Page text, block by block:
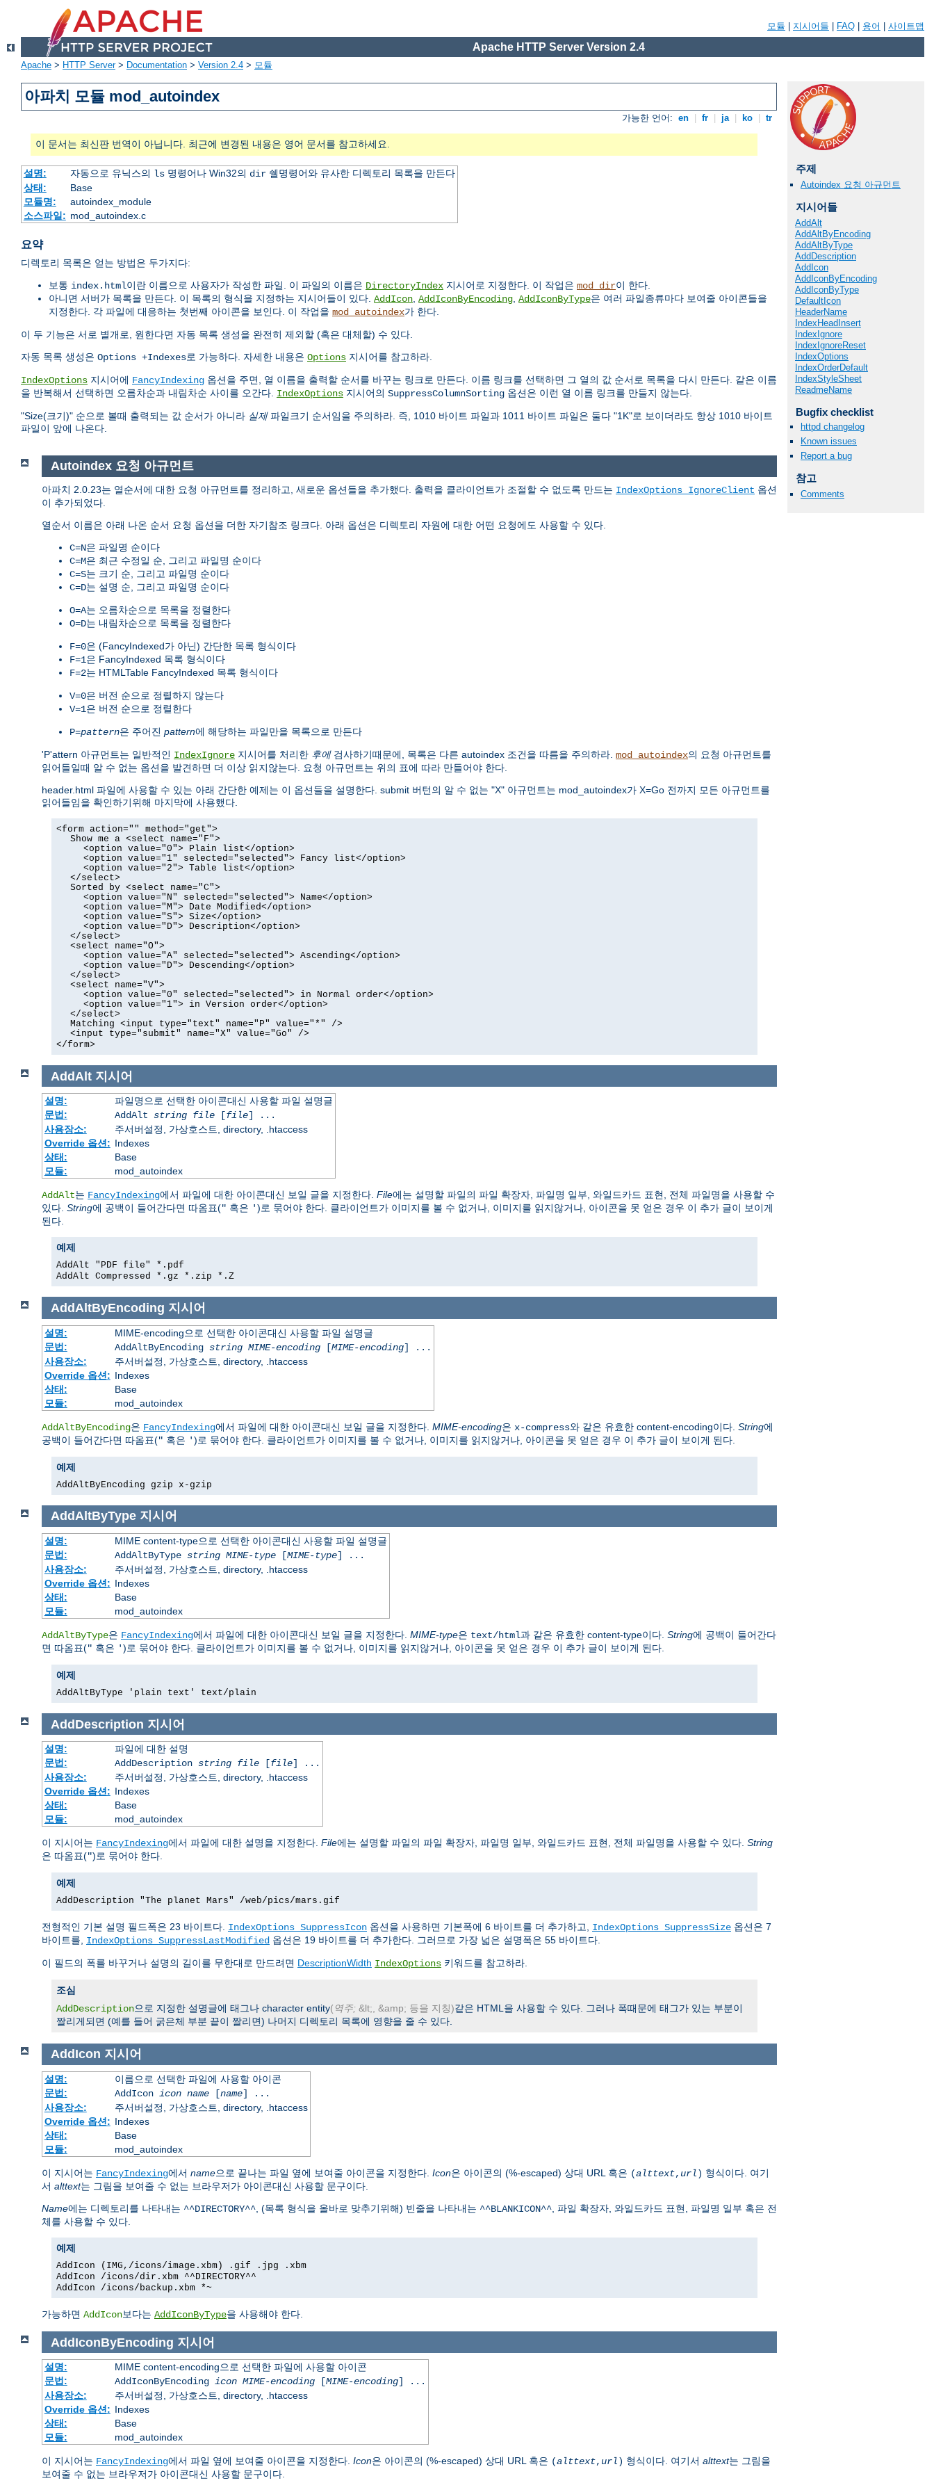
모듈 지시어들 FAQ 용어 사이트맵
Apache HTTP Server Version 2.4
Apache > HTTP Server> Documentation > Version 2.4 > 모듈
아파치 모듈 mod_autoindex
가능한 언어: en fr ja ko tr
이 문서는 최신판 번역이 아닙니다. 최근에 변경된 내용은 영어 문서를 참고하세요.
설명: 자동으로 유닉스의 ls명령어나 Win32의 dir쉘명령어와 유사한 디렉토리 목록을 만든다
상태:
Base
모듈명:
autoindex_module
소스파일: mod_autoindex.c
요약
디렉토리 목록은 얻는 방법은 두가지다:
보통 index.html이란 이름으로 사용자가 작성한 파일. 이 파일의 이름은 DirectoryIndex 지시어로 지정한다. 이 작업은 mod_dir이 한다.
아니면 서버가 목록을 만든다. 이 목록의 형식을 지정하는 지시어들이 있다. AddIcon, AddIconByEncoding, AddIconByType은 여러 파일종류마다 보여줄 아이콘들을
지정한다. 각 파일에 대응하는 첫번째 아이콘을 보인다. 이 작업을 mod_autoindex가 한다.
이 두 기능은 서로 별개로, 원한다면 자동 목록 생성을 완전히 제외할 (혹은 대체할) 수 있다.
자동 목록 생성은 Options +Indexes로 가능하다. 자세한 내용은 Options 지시어를 참고하라.
IndexOptions 지시어에 FancyIndexing 옵션을 주면, 열 이름을 출력할 순서를 바꾸는 링크로 만든다. 이름 링크를 선택하면 그 열의 값 순서로 목록을 다시 만든다. 같은 이름
을 반복해서 선택하면 오름차순과 내림차순 사이를 오간다. IndexOptions 지시어의 SuppressColumnSorting 옵션은 이런 열 이름 링크를 만들지 않는다.
"Size(크기)" 순으로 볼때 출력되는 값 순서가 아니라 실제파일크기 순서임을 주의하라. 즉, 1010 바이트 파일과 1011 바이트 파일은 둘다 "1K"로 보이더라도 항상 1010 바이트
파일이 앞에 나온다.
주제
Autoindex 요청 아규먼트
지시어들
AddAlt
AddAltByEncoding
AddAltByType
AddDescription
AddIcon
AddIconByEncoding
AddIconByType
DefaultIcon
HeaderName
IndexHeadInsert
IndexIgnore
IndexIgnoreReset
IndexOptions
IndexOrderDefault
IndexStyleSheet
ReadmeName
Bugfix checklist
httpd changelog
Known issues
Report a bug
참고
Comments
Autoindex 요청 아규먼트
아파치 2.0.23는 열순서에 대한 요청 아규먼트를 정리하고, 새로운 옵션들을 추가했다. 출력을 클라이언트가 조절할 수 없도록 만드는 IndexOptions IgnoreClient 옵션
이 추가되었다.
열순서 이름은 아래 나온 순서 요청 옵션을 더한 자기참조 링크다. 아래 옵션은 디렉토리 자원에 대한 어떤 요청에도 사용할 수 있다.
C=N은 파일명 순이다
C=M은 최근 수정일 순, 그리고 파일명 순이다
C=S는 크기 순, 그리고 파일명 순이다
C=D는 설명 순, 그리고 파일명 순이다
O=A는 오름차순으로 목록을 정렬한다
O=D는 내림차순으로 목록을 정렬한다
F=0은 (FancyIndexed가 아닌) 간단한 목록 형식이다
F=1은 FancyIndexed 목록 형식이다
F=2는 HTMLTable FancyIndexed 목록 형식이다
V=0은 버전 순으로 정렬하지 않는다
V=1은 버전 순으로 정렬한다
P=pattern은 주어진 pattern에 해당하는 파일만을 목록으로 만든다
'P'attern 아규먼트는 일반적인 IndexIgnore 지시어를 처리한 후에검사하기때문에, 목록은 다른 autoindex 조건을 따름을 주의하라. mod_autoindex의 요청 아규먼트를
읽어들일때 알 수 없는 옵션을 발견하면 더 이상 읽지않는다. 요청 아규먼트는 위의 표에 따라 만들어야 한다.
header.html 파일에 사용할 수 있는 아래 간단한 예제는 이 옵션들을 설명한다. submit 버턴의 알 수 없는 "X" 아규먼트는 mod_autoindex가 X=Go 전까지 모든 아규먼트를
읽어들임을 확인하기위해 마지막에 사용했다.
<form action="" method="get">
Show me a <select name="F">
<option value="0"> Plain list</option>
<option value="1" selected="selected"> Fancy list</option>
<option value="2"> Table list</option>
</select>
Sorted by <select name="C">
<option value="N" selected="selected"> Name</option>
<option value="M"> Date Modified</option>
<option value="S"> Size</option>
<option value="D"> Description</option>
</select>
<select name="O">
<option value="A" selected="selected"> Ascending</option>
<option value="D"> Descending</option>
</select>
<select name="V">
<option value="0" selected="selected"> in Normal order</option>
<option value="1"> in Version order</option>
</select>
Matching <input type="text" name="P" value="*" />
<input type="submit" name="X" value="Go" />
</form>
AddAlt 지시어
설명:
파일명으로 선택한 아이콘대신 사용할 파일 설명글
문법:
AddAlt string file[file] ...
사용장소:
주서버설정, 가상호스트, directory, .htaccess
Override 옵션: Indexes
상태:
Base
모듈:
mod_autoindex
AddAlt는 FancyIndexing에서 파일에 대한 아이콘대신 보일 글을 지정한다. File에는 설명할 파일의 파일 확장자, 파일명 일부, 와일드카드 표현, 전체 파일명을 사용할 수
있다. String에 공백이 들어간다면 따옴표(" 혹은 ')로 묶어야 한다. 클라이언트가 이미지를 볼 수 없거나, 이미지를 읽지않거나, 아이콘을 못 얻은 경우 이 추가 글이 보이게
된다.
예제
AddAlt "PDF file" *.pdf
AddAlt Compressed *.gz *.zip *.Z
AddAltByEncoding 지시어
설명:
MIME-encoding으로 선택한 아이콘대신 사용할 파일 설명글
문법:
AddAltByEncoding string MIME-encoding[MIME-encoding] ...
사용장소:
주서버설정, 가상호스트, directory, .htaccess
Override 옵션: Indexes
상태:
Base
모듈:
mod_autoindex
AddAltByEncoding은 FancyIndexing에서 파일에 대한 아이콘대신 보일 글을 지정한다. MIME-encoding은 x-compress와 같은 유효한 content-encoding이다. String에
공백이 들어간다면 따옴표(" 혹은 ')로 묶어야 한다. 클라이언트가 이미지를 볼 수 없거나, 이미지를 읽지않거나, 아이콘을 못 얻은 경우 이 추가 글이 보이게 된다.
예제
AddAltByEncoding gzip x-gzip
AddAltByType 지시어
설명:
MIME content-type으로 선택한 아이콘대신 사용할 파일 설명글
문법:
AddAltByType string MIME-type[MIME-type] ...
사용장소:
주서버설정, 가상호스트, directory, .htaccess
Override 옵션: Indexes
상태:
Base
모듈:
mod_autoindex
AddAltByType은 FancyIndexing에서 파일에 대한 아이콘대신 보일 글을 지정한다. MIME-type은 text/html과 같은 유효한 content-type이다. String에 공백이 들어간다
면 따옴표(" 혹은 ')로 묶어야 한다. 클라이언트가 이미지를 볼 수 없거나, 이미지를 읽지않거나, 아이콘을 못 얻은 경우 이 추가 글이 보이게 된다.
예제
AddAltByType 'plain text' text/plain
AddDescription 지시어
설명:
파일에 대한 설명
문법:
AddDescription string file[file] ...
사용장소:
주서버설정, 가상호스트, directory, .htaccess
Override 옵션: Indexes
상태:
Base
모듈:
mod_autoindex
이 지시어는 FancyIndexing에서 파일에 대한 설명을 지정한다. File에는 설명할 파일의 파일 확장자, 파일명 일부, 와일드카드 표현, 전체 파일명을 사용할 수 있다. String
은 따옴표(")로 묶어야 한다.
예제
AddDescription "The planet Mars" /web/pics/mars.gif
전형적인 기본 설명 필드폭은 23 바이트다. IndexOptions SuppressIcon 옵션을 사용하면 기본폭에 6 바이트를 더 추가하고, IndexOptions SuppressSize 옵션은 7
바이트를, IndexOptions SuppressLastModified 옵션은 19 바이트를 더 추가한다. 그러므로 가장 넓은 설명폭은 55 바이트다.
이 필드의 폭를 바꾸거나 설명의 길이를 무한대로 만드려면 DescriptionWidth IndexOptions 키워드를 참고하라.
조심
AddDescription으로 지정한 설명글에 태그나 character entity( 역주; &lt;, &amp; 등을 지칭)같은 HTML을 사용할 수 있다. 그러나 폭때문에 태그가 있는 부분이
짤리게되면 (예를 들어 굵은체 부분 끝이 짤리면) 나머지 디렉토리 목록에 영향을 줄 수 있다.
AddIcon 지시어
설명:
이름으로 선택한 파일에 사용할 아이콘
문법:
AddIcon icon name[name] ...
사용장소:
주서버설정, 가상호스트, directory, .htaccess
Override 옵션: Indexes
상태:
Base
모듈:
mod_autoindex
이 지시어는 FancyIndexing에서 name으로 끝나는 파일 옆에 보여줄 아이콘을 지정한다. Icon은 아이콘의 (%-escaped) 상대 URL 혹은 (alttext, url) 형식이다. 여기
서 alttext는 그림을 보여줄 수 없는 브라우저가 아이콘대신 사용할 문구이다.
Name에는 디렉토리를 나타내는 ^^DIRECTORY^^ , (목록 형식을 올바로 맞추기위해) 빈줄을 나타내는 ^^BLANKICON^^ , 파일 확장자, 와일드카드 표현, 파일명 일부 혹은 전
체를 사용할 수 있다.
예제
AddIcon (IMG,/icons/image.xbm) .gif .jpg .xbm
AddIcon /icons/dir.xbm ^^DIRECTORY^^
AddIcon /icons/backup.xbm *~
가능하면 AddIcon보다는 AddIconByType을 사용해야 한다.
AddIconByEncoding 지시어
설명:
MIME content-encoding으로 선택한 파일에 사용할 아이콘
문법:
AddIconByEncoding icon MIME-encoding[MIME-encoding] ...
사용장소:
주서버설정, 가상호스트, directory, .htaccess
Override 옵션: Indexes
상태:
Base
모듈:
mod_autoindex
이 지시어는 FancyIndexing에서 파일 옆에 보여줄 아이콘을 지정한다. Icon은 아이콘의 (%-escaped) 상대 URL 혹은 (alttext, url) 형식이다. 여기서 alttext는 그림을
보여줄 수 없는 브라우저가 아이콘대신 사용할 문구이다.